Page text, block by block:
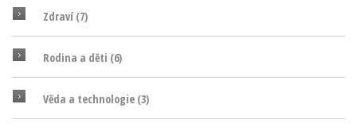
Zdraví (7)
Rodina a děti (6)
Věda a technologie (3)